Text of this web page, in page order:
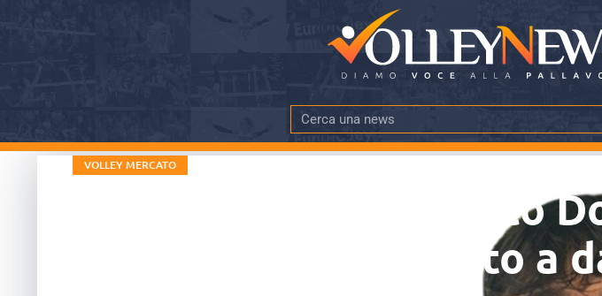
VOLLEY MERCATO
Acqui Terme, Francesco
squadra: “Sono pronto a